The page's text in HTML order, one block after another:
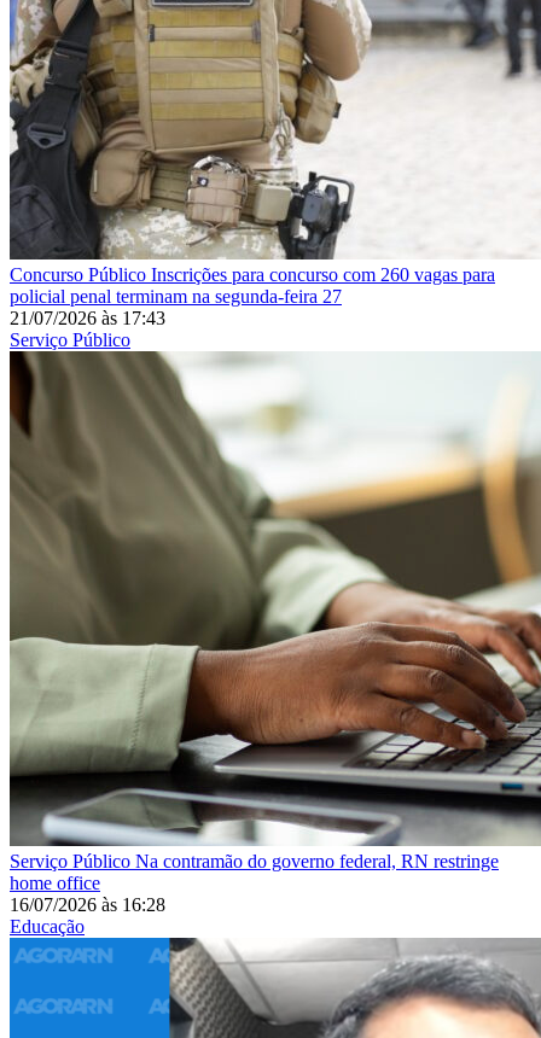
Concurso Público Inscrições para concurso com 260 vagas para
policial penal terminam na segunda-feira 27
21/07/2026 às 17:43
Serviço Público
Serviço Público Na contramão do governo federal, RN restringe
home office
16/07/2026 às 16:28
Educação